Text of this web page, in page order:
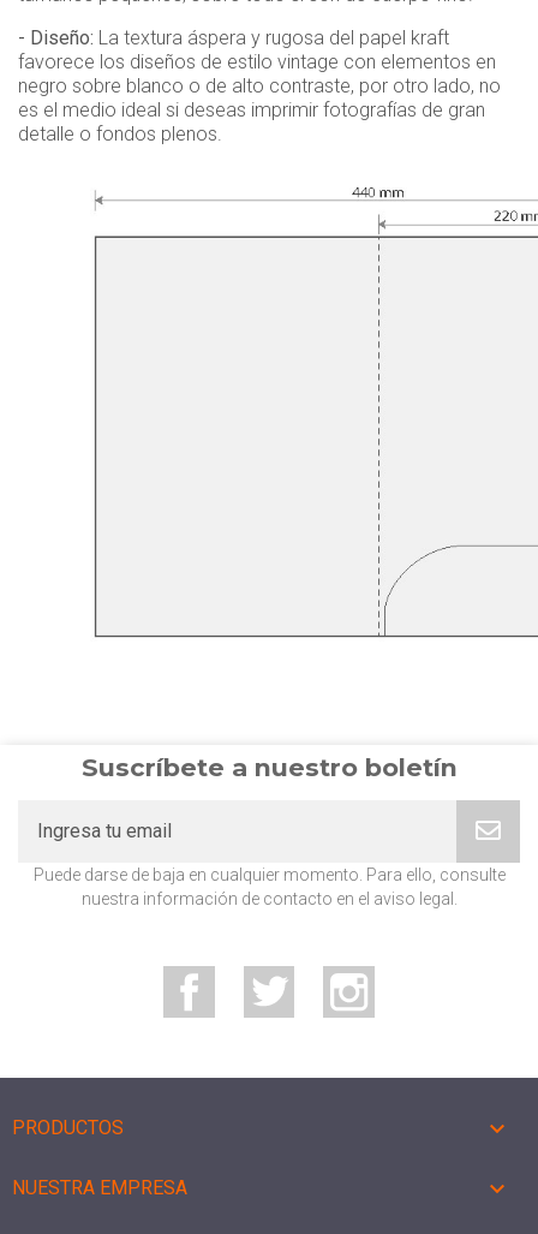
- Diseño: La textura áspera y rugosa del papel kraft
favorece los diseños de estilo vintage con elementos en
negro sobre blanco o de alto contraste, por otro lado, no
es el medio ideal si deseas imprimir fotografías de gran
detalle o fondos plenos.
Suscríbete a nuestro boletín
Puede darse de baja en cualquier momento. Para ello, consulte
nuestra información de contacto en el aviso legal.
Facebook Twitter
PRODUCTOS 
NUESTRA EMPRESA 